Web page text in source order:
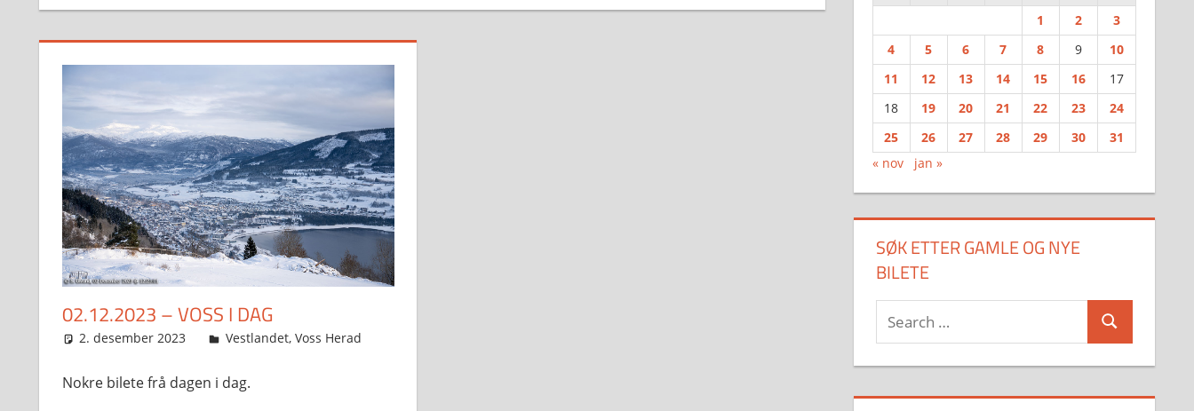
02.12.2023 – VOSS I DAG
2. desember 2023 Svein
Vestlandet, Voss Herad
Nokre bilete frå dagen i dag.
1
2
3
4
5 6 7 8 9
10
11
12 13 14 15 16
17
18
19 20 21 22 23
24
25
26 27 28 29 30
31
« nov
jan »
SØK ETTER GAMLE OG NYE
BILETE
Search
for:
Search